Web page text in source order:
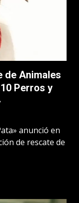
de Animales
Perros y
anunció en
de rescate de